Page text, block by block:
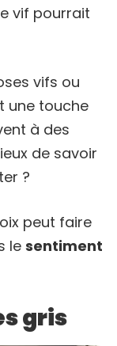
vif pourrait
vifs ou
une touche
à des
de savoir
?
peut faire
le sentiment
gris